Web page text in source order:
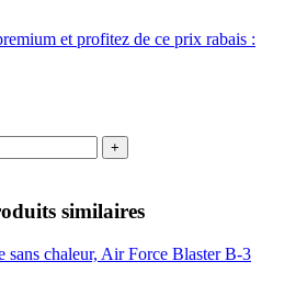
et profitez de ce prix rabais :
+
similaires